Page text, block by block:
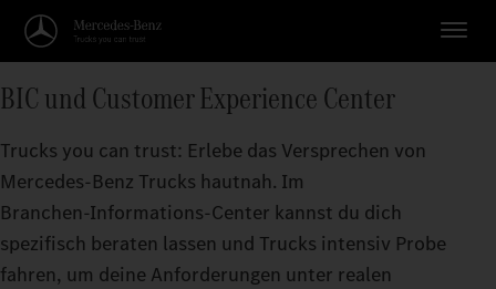
BIC und Customer Experience Center
Trucks you can trust: Erlebe das Versprechen von
Mercedes‑Benz Trucks hautnah. Im
Branchen‑Informations‑Center kannst du dich
spezifisch beraten lassen und Trucks intensiv Probe
fahren, um deine Anforderungen unter realen